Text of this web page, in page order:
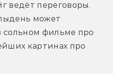
ведёт переговоры.
может
сольном фильме про
картинах про